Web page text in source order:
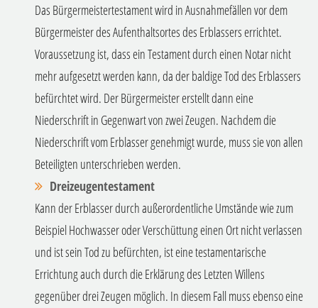
Das Bürgermeistertestament wird in Ausnahmefällen vor dem
Bürgermeister des Aufenthaltsortes des Erblassers errichtet.
Voraussetzung ist, dass ein Testament durch einen Notar nicht
mehr aufgesetzt werden kann, da der baldige Tod des Erblassers
befürchtet wird. Der Bürgermeister erstellt dann eine
Niederschrift in Gegenwart von zwei Zeugen. Nachdem die
Niederschrift vom Erblasser genehmigt wurde, muss sie von allen
Beteiligten unterschrieben werden.
Dreizeugentestament
Kann der Erblasser durch außerordentliche Umstände wie zum
Beispiel Hochwasser oder Verschüttung einen Ort nicht verlassen
und ist sein Tod zu befürchten, ist eine testamentarische
Errichtung auch durch die Erklärung des Letzten Willens
gegenüber drei Zeugen möglich. In diesem Fall muss ebenso eine